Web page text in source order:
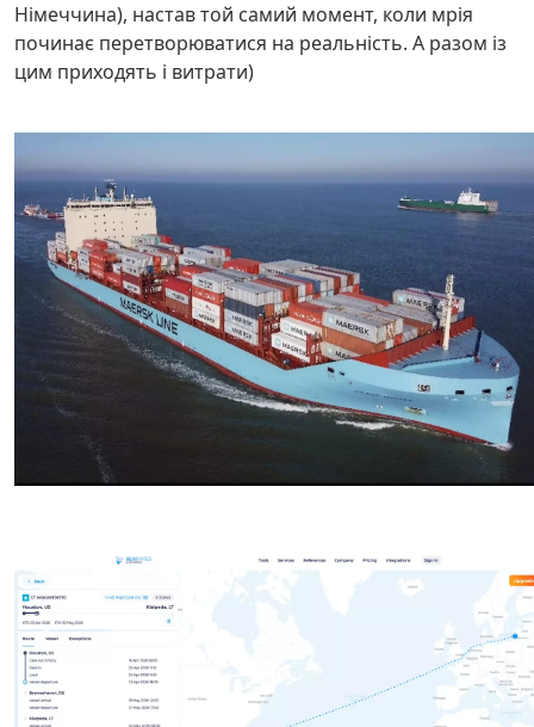
Німеччина), настав той самий момент, коли мрія
починає перетворюватися на реальність. А разом із
цим приходять і витрати)